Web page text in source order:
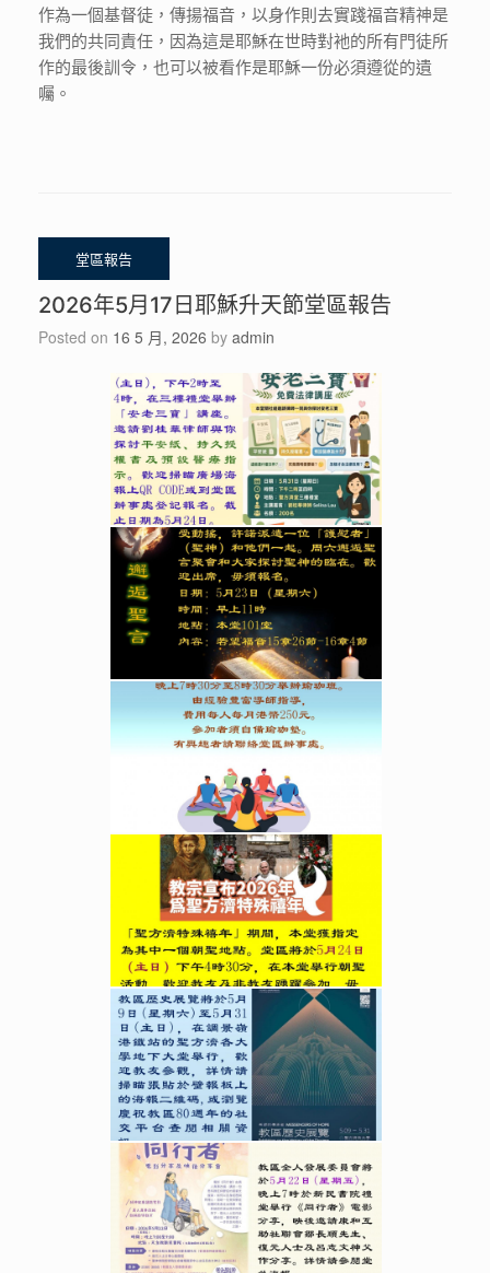
作為一個基督徒，傳揚福音，以身作則去實踐福音精神是
我們的共同責任，因為這是耶穌在世時對衪的所有門徒所
作的最後訓令，也可以被看作是耶穌一份必須遵從的遺
囑。
2026年5月17日耶穌升天節堂區報告
Posted on 16 5 月, 2026 by admin